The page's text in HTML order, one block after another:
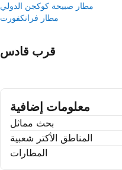
مطار صبيحة كوكجن الدولي
مطار فرانكفورت
قرب قادس
معلومات إضافية
بحث مماثل
المناطق الأكتر شعبية
المطارات